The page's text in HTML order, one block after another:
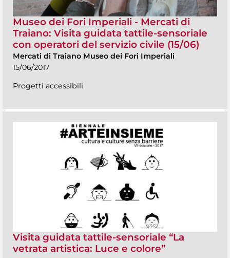
Museo dei Fori Imperiali - Mercati di
Traiano: Visita guidata tattile-sensoriale
con operatori del servizio civile (15/06)
Mercati di Traiano Museo dei Fori Imperiali
15/06/2017
Progetti accessibili
Visita guidata tattile-sensoriale “La
vetrata artistica: Luce e colore”